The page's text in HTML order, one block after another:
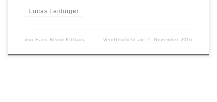
Lucas Leidinger
von Hans-Bernd Kittlaus Veröffentlicht am 2. November 2016